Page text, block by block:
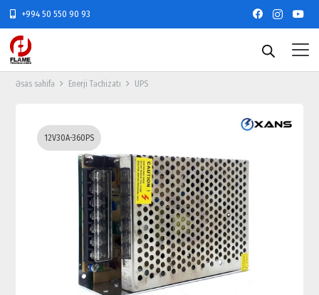
+994 50 550 90 93
Əsas səhifə Enerji Təchizatı UPS
12V30A-360PS